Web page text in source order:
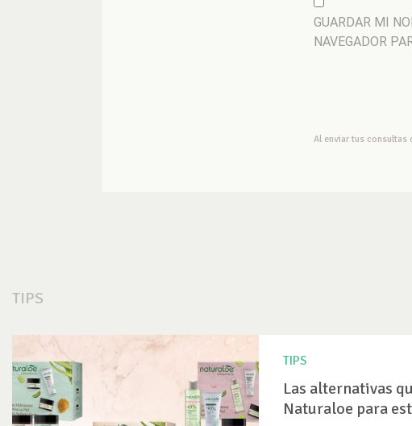
GUARDAR MI
NAVEGADOR
Al enviar tus consultas
TIPS
TIPS
Las alternativas
Naturaloe para